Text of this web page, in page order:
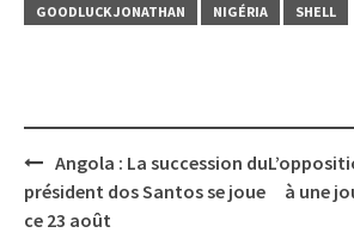
GOODLUCK JONATHAN
NIGÉRIA SHELL
Post
navigation
Angola : La succession du
président dos Santos se joue
ce 23 août
à une